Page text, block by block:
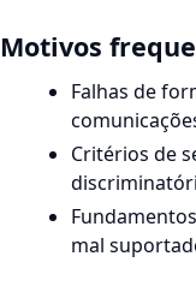
Motivos
Falhas de
Critérios de
mal